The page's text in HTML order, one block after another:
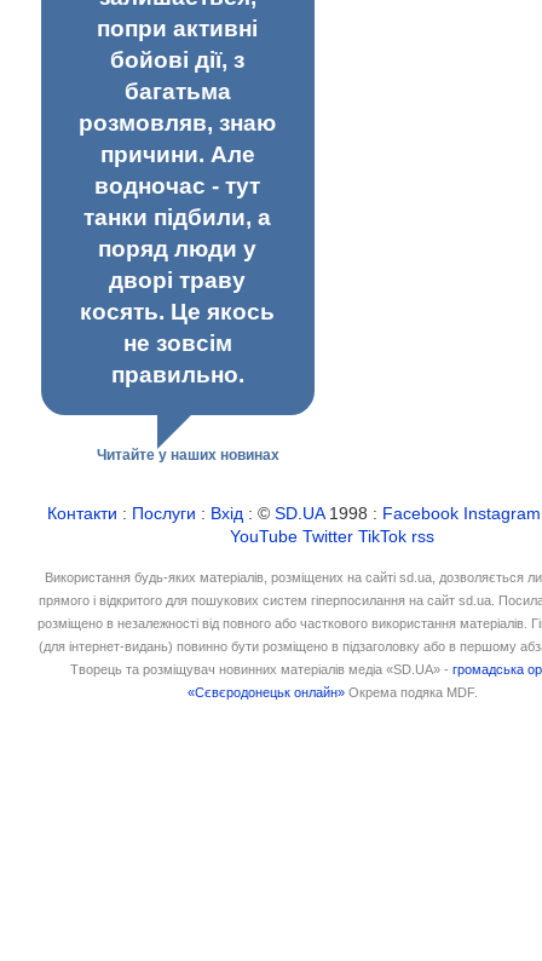
попри активні
бойові дії, з
багатьма
розмовляв, знаю
причини. Але
водночас - тут
танки підбили, а
поряд люди у
дворі траву
косять. Це якось
не зовсім
правильно.
Читайте у наших новинах
Контакти : Послуги : Вхід : ©SD.UA1998 : Facebook Instagram
YouTube Twitter TikTok rss
Використання будь-яких матеріалів, розміщених на сайті sd.ua, дозволяється
прямого і відкритого для пошукових систем гіперпосилання на сайт sd.ua.
розміщено в незалежності від повного або часткового використання матеріалів.
(для інтернет-видань) повинно бути розміщено в підзаголовку або в першому
Творець та розміщувач новинних матеріалів медіа «SD.UA» -громадська
«Сєвєродонецьк онлайн» Окрема подяка MDF.